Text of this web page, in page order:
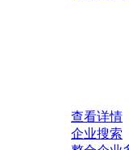
查看详情
企业搜索